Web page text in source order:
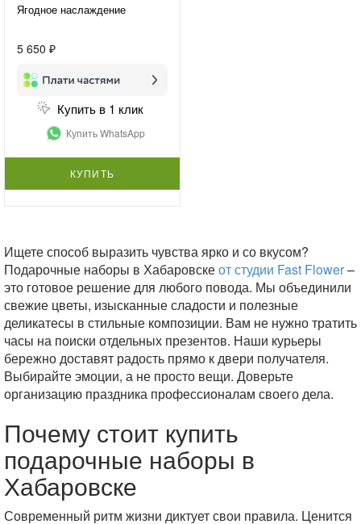
Ягодное наслаждение
5 650 ₽
Купить в 1 клик
Купить WhatsApp
КУПИТЬ
Ищете способ выразить чувства ярко и со вкусом?
Подарочные наборы в Хабаровскеот студии Fast Flower–
это готовое решение для любого повода. Мы объединили
свежие цветы, изысканные сладости и полезные
деликатесы в стильные композиции. Вам не нужно тратить
часы на поиски отдельных презентов. Наши курьеры
бережно доставят радость прямо к двери получателя.
Выбирайте эмоции, а не просто вещи. Доверьте
организацию праздника профессионалам своего дела.
Почему стоит купить
подарочные наборы в
Хабаровске
Современный ритм жизни диктует свои правила. Ценится